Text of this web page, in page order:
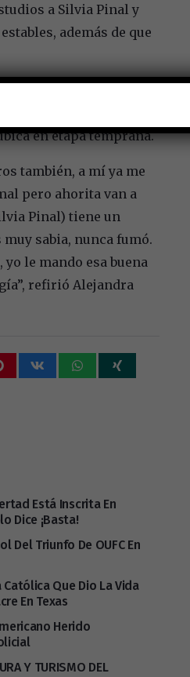
a Silvia Pinal y
además de que
en etapa temprana.
también, a mí ya me
pero ahorita van a
Pinal) tiene un
sabia, nunca fumó.
le mando esa buena
refirió Alejandra
Está Inscrita En
Dice ¡basta!
Del Triunfo De OUFC En
Que Dio La Vida
En Texas
Herido
Y TURISMO DEL